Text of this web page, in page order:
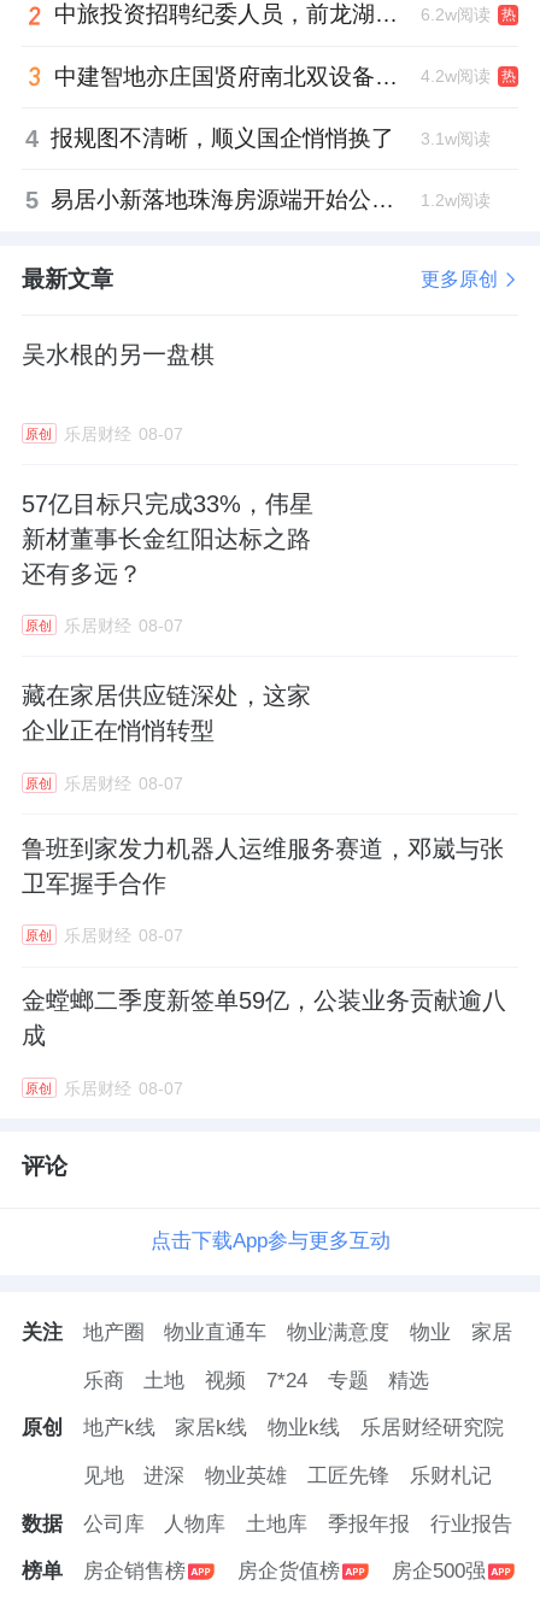
中旅投资招聘纪委人员，前龙湖副总裁胡若翔掌舵 6.2w阅读 热
中建智地亦庄国贤府南北双设备平台，得房率创区域新高 4.2w阅读 热
4 报规图不清晰，顺义国企悄悄换了 3.1w阅读
5 易居小新落地珠海房源端开始公测！AI经纪人0佣金！无私心！ 1.2w阅读
最新文章 更多原创
吴水根的另一盘棋
原创 乐居财经 08-07
57亿目标只完成33%，伟星
新材董事长金红阳达标之路
还有多远？
原创 乐居财经 08-07
藏在家居供应链深处，这家
企业正在悄悄转型
原创 乐居财经 08-07
鲁班到家发力机器人运维服务赛道，邓崴与张
卫军握手合作
原创 乐居财经 08-07
金螳螂二季度新签单59亿，公装业务贡献逾八
成
原创 乐居财经 08-07
评论
点击下载App参与更多互动
关注 地产圈 物业直通车 物业满意度 物业 家居
乐商 土地 视频 7*24 专题 精选
原创 地产k线 家居k线 物业k线 乐居财经研究院
见地 进深 物业英雄 工匠先锋 乐财札记
数据 公司库 人物库 土地库 季报年报 行业报告
榜单 房企销售榜 房企货值榜 房企500强